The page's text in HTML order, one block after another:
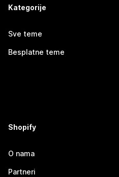
Kategorije
Sve teme
Besplatne teme
Shopify
O nama
Partneri